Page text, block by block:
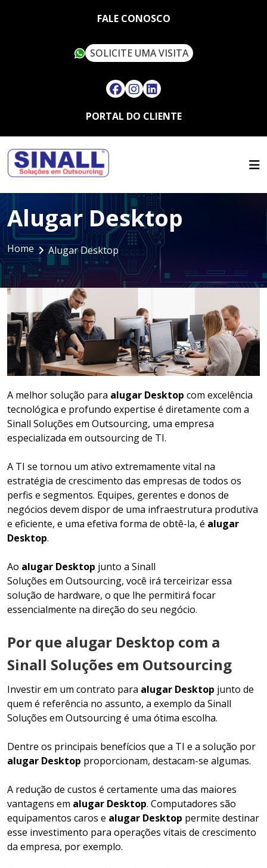
FALE CONOSCO
SOLICITE UMA VISITA
PORTAL DO CLIENTE
QUEM SOMOS
OUTSOURCING
LOCAÇÃO DE IMPRESSORAS
MULTIFUNCIONAIS
LOCAÇÃO DE IMPRESSORAS
TÉRMICAS
LOCAÇÃO DE NOTEBOOKS E
SMARTPHONES
GESTÃO DOCUMENTAL
ASSINATURA DIGITAL
ASSISTÊNCIA TÉCNICA
SUPRIMENTOS
SINALL VERDE
ARTIGOS
FALE CONOSCO
CONTATO
TRABALHE CONOSCO
Alugar Desktop
Home Alugar Desktop
A melhor solução para alugar Desktop com excelência
tecnológica e profundo expertise é diretamente com a
Sinall Soluções em Outsourcing, uma empresa
especializada em outsourcing de TI.
A TI se tornou um ativo extremamente vital na
estratégia de crescimento das empresas de todos os
perfis e segmentos. Equipes, gerentes e donos de
negócios devem dispor de uma infraestrutura produtiva
e eficiente, e uma efetiva forma de obtê-la, é alugar
Desktop.
Ao alugar Desktop junto a Sinall
Soluções em Outsourcing, você irá terceirizar essa
solução de hardware, o que lhe permitirá focar
essencialmente na direção do seu negócio.
Por que alugar Desktop com a
Sinall Soluções em Outsourcing
Investir em um contrato para alugar Desktop junto de
quem é referência no assunto, a exemplo da Sinall
Soluções em Outsourcing é uma ótima escolha.
Dentre os principais benefícios que a TI e a solução por
alugar Desktop proporcionam, destacam-se algumas.
A redução de custos é certamente uma das maiores
vantagens em alugar Desktop. Computadores são
equipamentos caros e alugar Desktop permite destinar
esse investimento para operações vitais de crescimento
da empresa, por exemplo.